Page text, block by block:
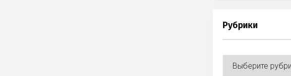
Рубрики
Рубрики